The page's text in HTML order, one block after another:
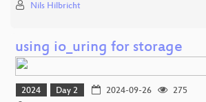
Nils Hilbricht
using io_uring for storage
2024 Day 2 2024-09-26
275